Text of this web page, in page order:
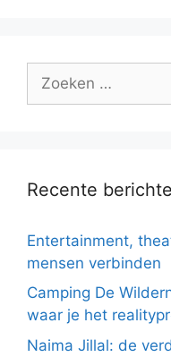
naar:
Recente
Entertainment,
mensen verbinden
Camping De
waar je het
Naima Jillal: de